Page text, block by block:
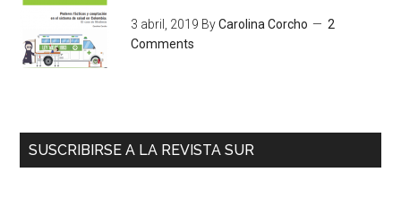
3 abril, 2019 ByCarolina Corcho
2
Comments
SUSCRIBIRSE A LA REVISTA SUR